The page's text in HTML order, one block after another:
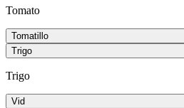
Tomato
Tomatillo
Trigo
Trigo
Vid